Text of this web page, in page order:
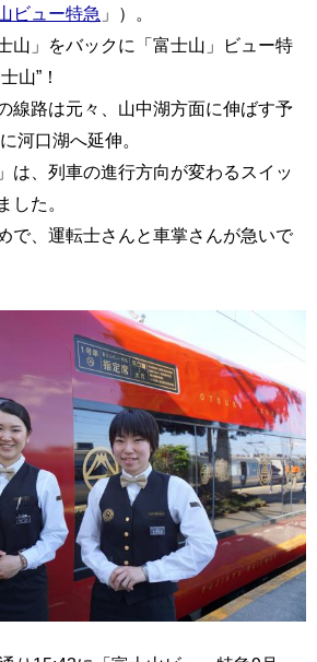
ビュー特急 」）。
山」をバックに「富士山」ビュー特
山”！
線路は元々、山中湖方面に伸ばす予
河口湖へ延伸。
は、列車の進行方向が変わるスイッ
した。
で、運転士さんと車掌さんが急いで